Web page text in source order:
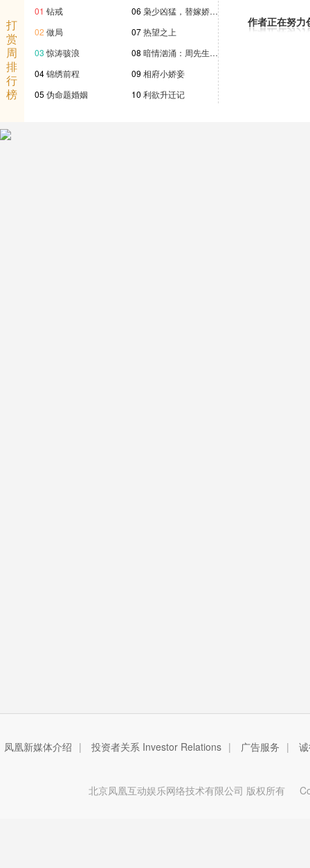
打
赏
周
排
行
榜
01 钻戒
02 做局
03 惊涛骇浪
04锦绣前程
05 伪命题婚姻
06 枭少凶猛，替嫁娇…
07热望之上
08 暗情汹涌：周先生…
09 相府小娇妾
10 利欲升迁记
作者正在努力
凤凰新媒体介绍 | 投资者关系 Investor Relations | 广告服务 |
北京凤凰互动娱乐网络技术有限公司 版权所有